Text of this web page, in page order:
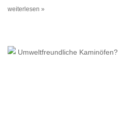
weiterlesen »